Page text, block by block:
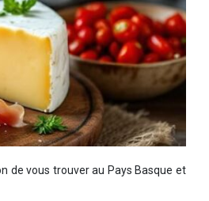
de vous trouver au Pays Basque et